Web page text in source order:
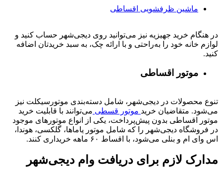
ماشین ظرفشویی اقساطی
در هنگام خرید جهیزیه نیز می‌توانید روی دیجی‌شهر حساب کنید و
لوازم خانه خود را به‌راحتی و با ارائه چک، به سبد خریدتان اضافه
کنید.
موتور اقساطی
تنوع محصولات در دیجی‌شهر، شامل دسته‌بندی موتورسیکلت نیز
می‌شود. متقاضیان خرید موتور قسطی می‌توانند با قابلیت خرید
موتور اقساطی بدون پیش‌پرداخت، یکی از انواع موتورهای موجود
در فروشگاه دیجی‌شهر را که شامل موتور یاماها، گلکسی، هوندا،
اس وای ام و بنلی می‌شود، با اقساط ۶۰ ماهه خریداری کنند.
مدارک لازم برای دریافت وام دیجی‌شهر